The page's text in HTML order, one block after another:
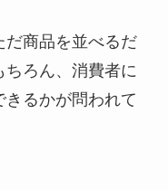
だ商品を並べるだ
ろん、消費者に
きるかが問われて